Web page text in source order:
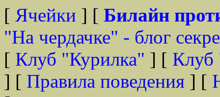
[ Ячейки ] [ Билайн
"На чердачке" - блог
[ Клуб "Курилка" ] [ Клуб
] [ Правила поведения ] [